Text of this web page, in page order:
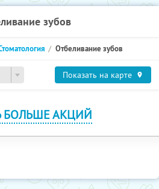
зубов
Отбеливание зубов
Показать на карте
БОЛЬШЕ АКЦИЙ